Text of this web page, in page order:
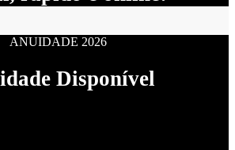
ANUIDADE 2026
Disponível